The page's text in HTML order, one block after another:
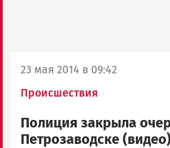
23 мая 2014 в 09:42
Происшествия
Полиция закрыла
Петрозаводске (видео)